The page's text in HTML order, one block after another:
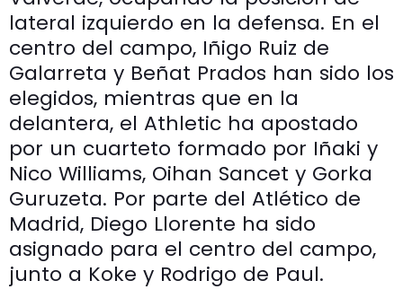
lateral izquierdo en la defensa. En el
centro del campo, Iñigo Ruiz de
Galarreta y Beñat Prados han sido los
elegidos, mientras que en la
delantera, el Athletic ha apostado
por un cuarteto formado por Iñaki y
Nico Williams, Oihan Sancet y Gorka
Guruzeta. Por parte del Atlético de
Madrid, Diego Llorente ha sido
asignado para el centro del campo,
junto a Koke y Rodrigo de Paul.